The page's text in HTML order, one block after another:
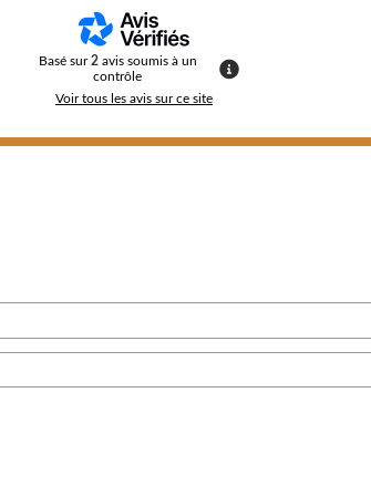
Basé sur2 avis soumis à un
contrôle
Voir tous les avis sur ce site